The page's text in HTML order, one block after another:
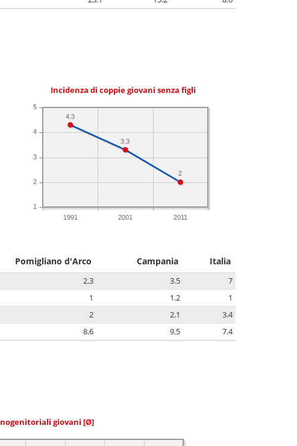
Incidenza di coppie giovani senza figli
1991 2001 2011
1
2
3
4
5
2
3.3
4.3
Pomigliano d'Arco Campania Italia
2.3 3.5
7
1 1.2
1
2 2.1
3.4
8.6 9.5 7.4
giovani [Ø]